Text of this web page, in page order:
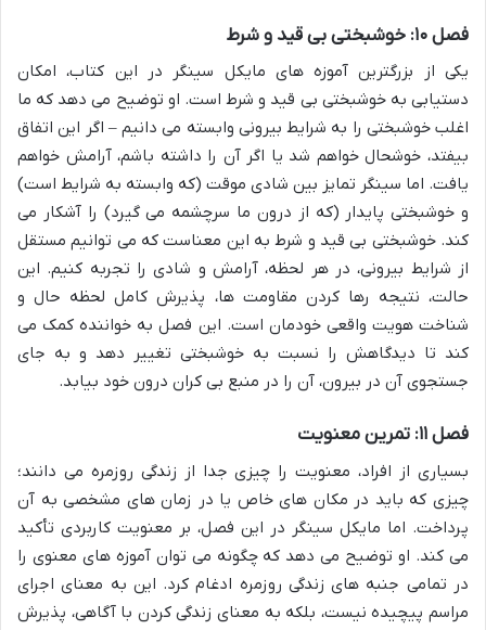
فصل ۱۰: خوشبختی بی قید و شرط
یکی از بزرگترین آموزه های مایکل سینگر در این کتاب، امکان
دستیابی به خوشبختی بی قید و شرط است. او توضیح می دهد که ما
اغلب خوشبختی را به شرایط بیرونی وابسته می دانیم – اگر این اتفاق
بیفتد، خوشحال خواهم شد یا اگر آن را داشته باشم، آرامش خواهم
یافت. اما سینگر تمایز بین شادی موقت (که وابسته به شرایط است)
و خوشبختی پایدار (که از درون ما سرچشمه می گیرد) را آشکار می
کند. خوشبختی بی قید و شرط به این معناست که می توانیم مستقل
از شرایط بیرونی، در هر لحظه، آرامش و شادی را تجربه کنیم. این
حالت، نتیجه رها کردن مقاومت ها، پذیرش کامل لحظه حال و
شناخت هویت واقعی خودمان است. این فصل به خواننده کمک می
کند تا دیدگاهش را نسبت به خوشبختی تغییر دهد و به جای
جستجوی آن در بیرون، آن را در منبع بی کران درون خود بیابد.
فصل ۱۱: تمرین معنویت
بسیاری از افراد، معنویت را چیزی جدا از زندگی روزمره می دانند؛
چیزی که باید در مکان های خاص یا در زمان های مشخصی به آن
پرداخت. اما مایکل سینگر در این فصل، بر معنویت کاربردی تأکید
می کند. او توضیح می دهد که چگونه می توان آموزه های معنوی را
در تمامی جنبه های زندگی روزمره ادغام کرد. این به معنای اجرای
مراسم پیچیده نیست، بلکه به معنای زندگی کردن با آگاهی، پذیرش